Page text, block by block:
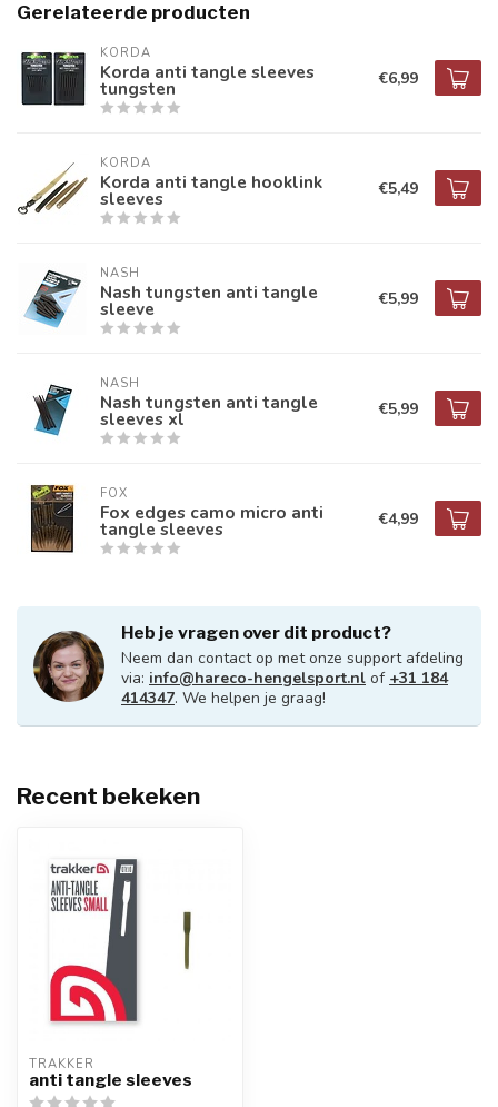
Gerelateerde producten
KORDA
Korda anti tangle sleeves
tungsten €6,99
KORDA
Korda anti tangle hooklink
sleeves €5,49
NASH
Nash tungsten anti tangle
sleeve €5,99
NASH
Nash tungsten anti tangle
sleeves xl €5,99
FOX
Fox edges camo micro anti
tangle sleeves €4,99
Heb je vragen over dit product?
Neem dan contact op met onze support afdeling
via: info@hareco-hengelsport.nl of +31 184
414347. We helpen je graag!
Recent bekeken
TRAKKER
anti tangle sleeves